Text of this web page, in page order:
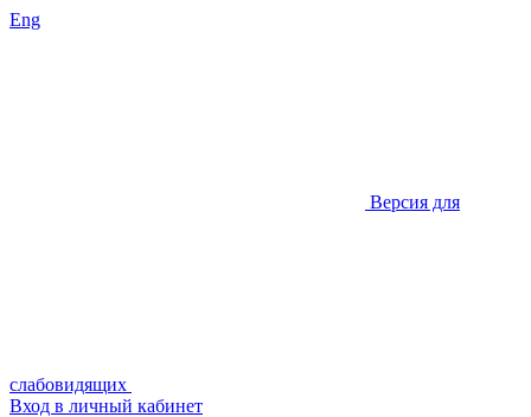
Eng
Версия для
слабовидящих
Вход в личный кабинет